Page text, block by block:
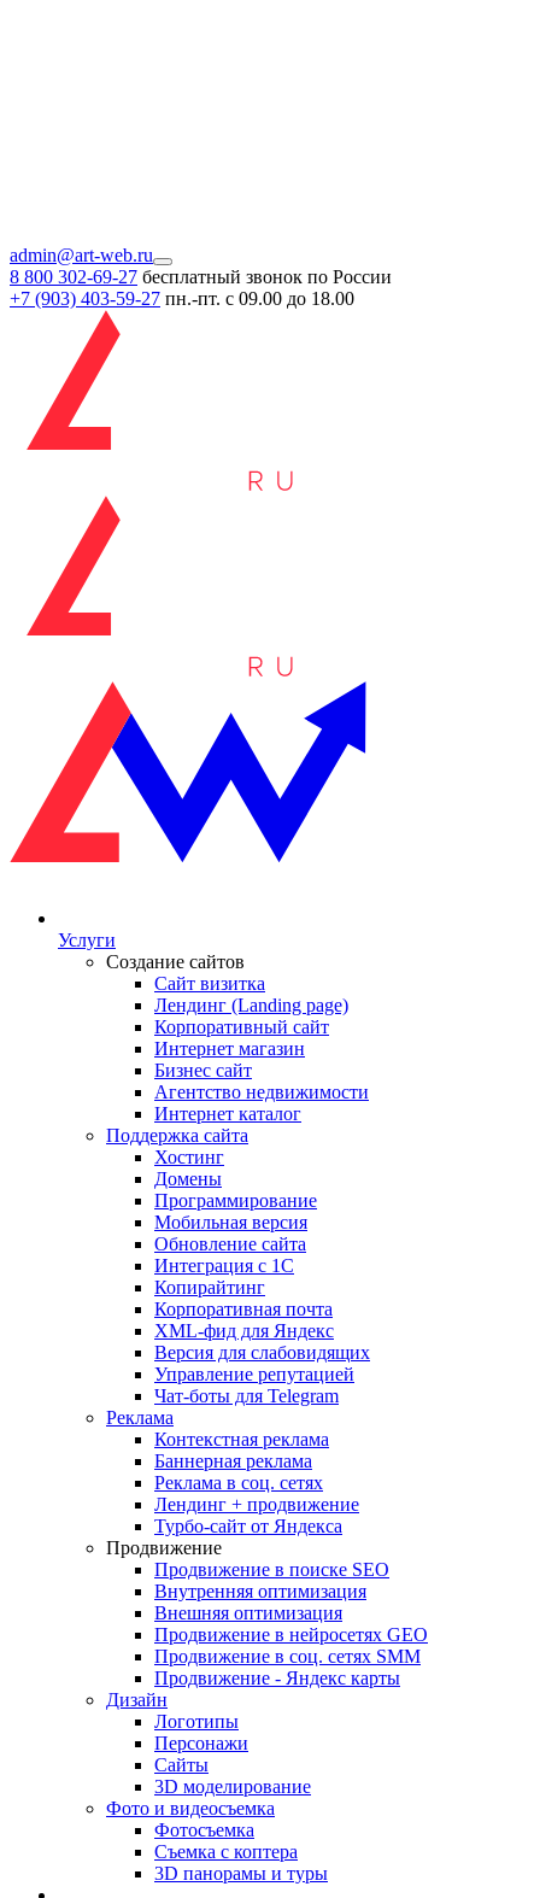
admin@art-web.ru
8 800 302-69-27 бесплатный звонок по России
+7 (903) 403-59-27 пн.-пт. с 09.00 до 18.00
Услуги
Создание сайтов
Сайт визитка
Лендинг (Landing page)
Корпоративный сайт
Интернет магазин
Бизнес сайт
Агентство недвижимости
Интернет каталог
Поддержка сайта
Хостинг
Домены
Программирование
Мобильная версия
Обновление сайта
Интеграция с 1С
Копирайтинг
Корпоративная почта
XML-фид для Яндекс
Версия для слабовидящих
Управление репутацией
Чат-боты для Telegram
Реклама
Контекстная реклама
Баннерная реклама
Реклама в соц. сетях
Лендинг + продвижение
Турбо-сайт от Яндекса
Продвижение
Продвижение в поиске SEO
Внутренняя оптимизация
Внешняя оптимизация
Продвижение в нейросетях GEO
Продвижение в соц. сетях SMM
Продвижение - Яндекс карты
Дизайн
Логотипы
Персонажи
Сайты
3D моделирование
Фото и видеосъемка
Фотосъемка
Съемка с коптера
3D панорамы и туры